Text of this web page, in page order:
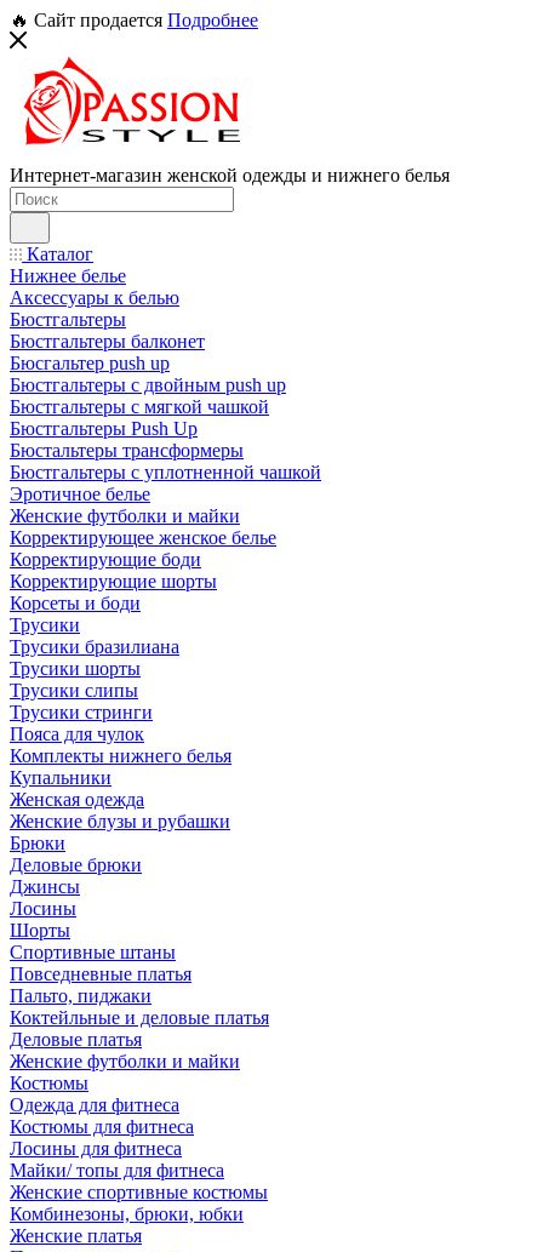
🔥 Сайт продается Подробнее
Интернет-магазин женской одежды и нижнего белья
Каталог
Нижнее белье
Аксессуары к белью
Бюстгальтеры
Бюстгальтеры балконет
Бюсгальтер push up
Бюстгальтеры с двойным push up
Бюстгальтеры с мягкой чашкой
Бюстгальтеры Push Up
Бюстальтеры трансформеры
Бюстгальтеры с уплотненной чашкой
Эротичное белье
Женские футболки и майки
Корректирующее женское белье
Корректирующие боди
Корректирующие шорты
Корсеты и боди
Трусики
Трусики бразилиана
Трусики шорты
Трусики слипы
Трусики стринги
Пояса для чулок
Комплекты нижнего белья
Купальники
Женская одежда
Женские блузы и рубашки
Брюки
Деловые брюки
Джинсы
Лосины
Шорты
Спортивные штаны
Повседневные платья
Пальто, пиджаки
Коктейльные и деловые платья
Деловые платья
Женские футболки и майки
Костюмы
Одежда для фитнеса
Костюмы для фитнеса
Лосины для фитнеса
Майки/ топы для фитнеса
Женские спортивные костюмы
Комбинезоны, брюки, юбки
Женские платья